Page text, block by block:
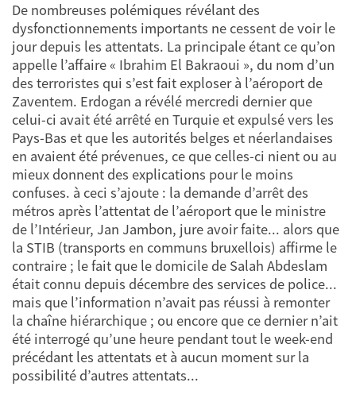
De nombreuses polémiques révélant des
dysfonctionnements importants ne cessent de voir le
jour depuis les attentats. La principale étant ce qu’on
appelle l’affaire « Ibrahim El Bakraoui », du nom d’un
des terroristes qui s’est fait exploser à l’aéroport de
Zaventem. Erdogan a révélé mercredi dernier que
celui-ci avait été arrêté en Turquie et expulsé vers les
Pays-Bas et que les autorités belges et néerlandaises
en avaient été prévenues, ce que celles-ci nient ou au
mieux donnent des explications pour le moins
confuses. à ceci s’ajoute : la demande d’arrêt des
métros après l’attentat de l’aéroport que le ministre
de l’Intérieur, Jan Jambon, jure avoir faite... alors que
la STIB (transports en communs bruxellois) affirme le
contraire ; le fait que le domicile de Salah Abdeslam
était connu depuis décembre des services de police...
mais que l’information n’avait pas réussi à remonter
la chaîne hiérarchique ; ou encore que ce dernier n’ait
été interrogé qu’une heure pendant tout le week-end
précédant les attentats et à aucun moment sur la
possibilité d’autres attentats...